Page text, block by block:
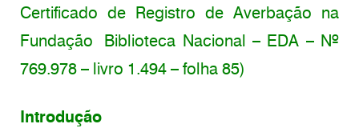
Certificado de Registro de Averbação na
Fundação Biblioteca Nacional – EDA – Nº
769.978 – livro 1.494 – folha 85)
Introdução